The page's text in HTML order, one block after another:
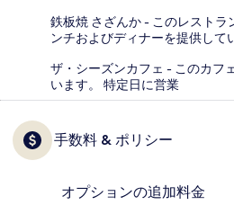
鉄板焼 さざんか - このレスト
ンチおよびディナーを提供して
ザ・シーズンカフェ - このカフ
います。 特定日に営業
手数料 & ポリシー
オプションの追加料金